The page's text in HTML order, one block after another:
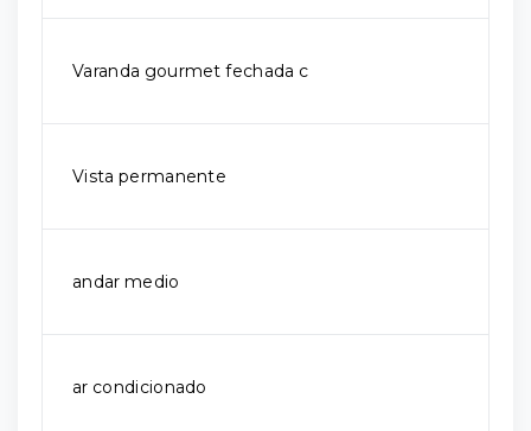
Varanda gourmet fechada c
Vista permanente
andar medio
ar condicionado